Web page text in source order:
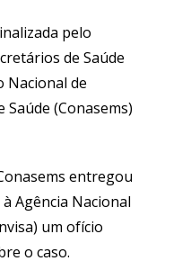
pelo
de Saúde
Nacional de
(Conasems)
entregou
Agência Nacional
um ofício
o caso.